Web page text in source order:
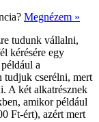
Megnézem »
tudunk vállalni,
kérésére egy
a
tudjuk cserélni, mert
A két alkatrésznek
amikor például
Ft-ért), azért mert